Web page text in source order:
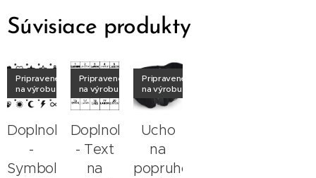
Súvisiace produkty
Doplnok
-
Symbol
Pripravené
na výrobu
Doplnok
- Text
na
Pripravené
na výrobu
Ucho
na
popruhový
Pripravené
na výrobu